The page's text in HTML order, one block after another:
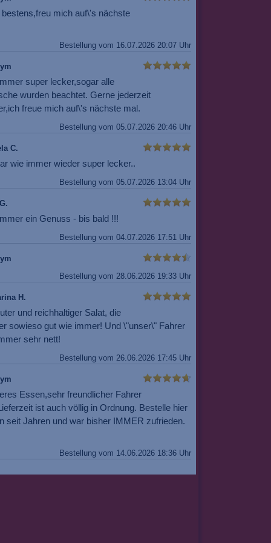
mich auf\'s nächste
Bestellung vom 16.07.2026 20:07 Uhr
super lecker,sogar alle
wurden beachtet. Gerne jederzeit
freue mich auf\'s nächste mal.
Bestellung vom 05.07.2026 20:46 Uhr
C.
wie immer wieder super lecker..
Bestellung vom 05.07.2026 13:04 Uhr
ein Genuss - bis bald !!!
Bestellung vom 04.07.2026 17:51 Uhr
Bestellung vom 28.06.2026 19:33 Uhr
H.
und reichhaltiger Salat, die
sowieso gut wie immer! Und \"unser\" Fahrer
sehr nett!
Bestellung vom 26.06.2026 17:45 Uhr
Essen,sehr freundlicher Fahrer
ist auch völlig in Ordnung. Bestelle hier
seit Jahren und war bisher IMMER zufrieden.
Bestellung vom 14.06.2026 18:36 Uhr